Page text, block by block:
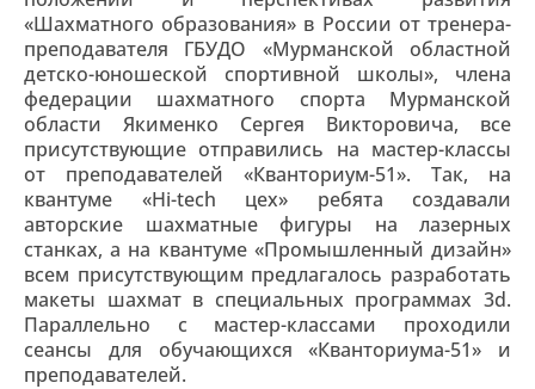
«Шахматного образования» в России от тренера-
преподавателя ГБУДО «Мурманской областной
детско-юношеской спортивной школы», члена
федерации шахматного спорта Мурманской
области Якименко Сергея Викторовича, все
присутствующие отправились на мастер-классы
от преподавателей «Кванториум-51». Так, на
квантуме «Hi-tech цех» ребята создавали
авторские шахматные фигуры на лазерных
станках, а на квантуме «Промышленный дизайн»
всем присутствующим предлагалось разработать
макеты шахмат в специальных программах 3d.
Параллельно с мастер-классами проходили
сеансы для обучающихся «Кванториума-51» и
преподавателей.